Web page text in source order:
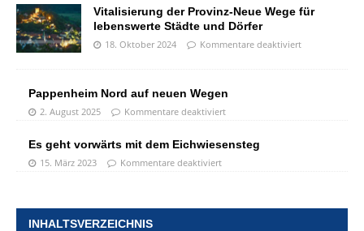
Vitalisierung der Provinz-Neue Wege für
lebenswerte Städte und Dörfer
18. Oktober 2024 Kommentare deaktiviert
Pappenheim Nord auf neuen Wegen
2. August 2025 Kommentare deaktiviert
Es geht vorwärts mit dem Eichwiesensteg
15. März 2023 Kommentare deaktiviert
INHALTSVERZEICHNIS